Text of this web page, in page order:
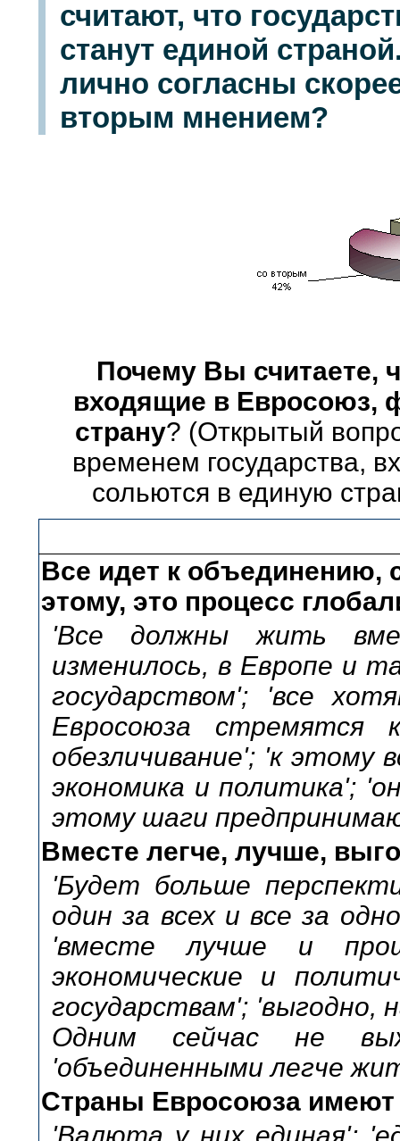
считают, что
станут единой
лично согласны
вторым мнением?
Почему Вы считаете,
входящие в Евросоюз,
страну? (Открытый
временем государства,
сольются в единую
Все идет к объединению,
этому, это процесс
'Все должны жить
изменилось, в Европе и
государством'; 'все
Евросоюза стремятся
обезличивание'; 'к этому
экономика и политика';
этому шаги
Вместе легче, лучше,
'Будет больше
один за всех и все за
'вместе лучше и
экономические и
государствам'; 'выгодно,
Одним сейчас не
'объединенными легче
Страны Евросоюза
'Валюта у них единая';